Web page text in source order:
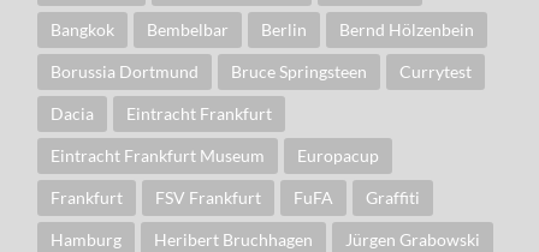
Bangkok Bembelbar Berlin Bernd Hölzenbein
Borussia Dortmund Bruce Springsteen Currytest
Dacia Eintracht Frankfurt
Eintracht Frankfurt Museum Europacup
Frankfurt FSV Frankfurt FuFA Graffiti
Hamburg Heribert Bruchhagen Jürgen Grabowski